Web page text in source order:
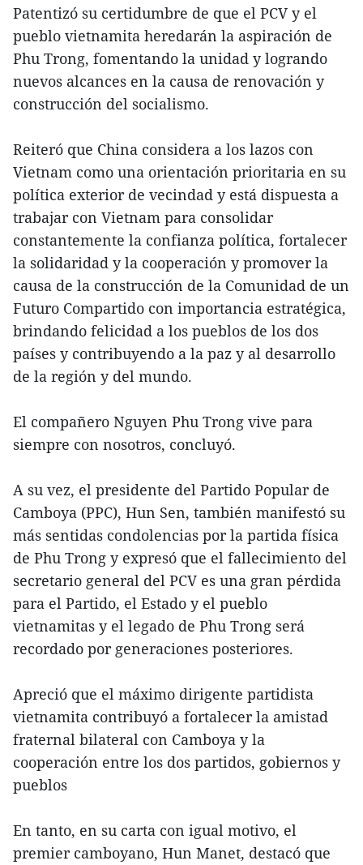
Patentizó su certidumbre de que el PCV y el
pueblo vietnamita heredarán la aspiración de
Phu Trong, fomentando la unidad y logrando
nuevos alcances en la causa de renovación y
construcción del socialismo.
Reiteró que China considera a los lazos con
Vietnam como una orientación prioritaria en su
política exterior de vecindad y está dispuesta a
trabajar con Vietnam para consolidar
constantemente la confianza política, fortalecer
la solidaridad y la cooperación y promover la
causa de la construcción de la Comunidad de un
Futuro Compartido con importancia estratégica,
brindando felicidad a los pueblos de los dos
países y contribuyendo a la paz y al desarrollo
de la región y del mundo.
El compañero Nguyen Phu Trong vive para
siempre con nosotros, concluyó.
A su vez, el presidente del Partido Popular de
Camboya (PPC), Hun Sen, también manifestó su
más sentidas condolencias por la partida física
de Phu Trong y expresó que el fallecimiento del
secretario general del PCV es una gran pérdida
para el Partido, el Estado y el pueblo
vietnamitas y el legado de Phu Trong será
recordado por generaciones posteriores.
Apreció que el máximo dirigente partidista
vietnamita contribuyó a fortalecer la amistad
fraternal bilateral con Camboya y la
cooperación entre los dos partidos, gobiernos y
pueblos
En tanto, en su carta con igual motivo, el
premier camboyano, Hun Manet, destacó que